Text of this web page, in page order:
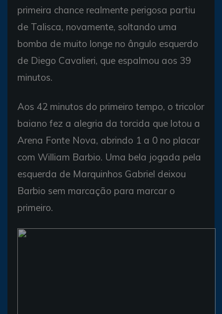
primeira chance realmente perigosa partiu
de Talisca, novamente, soltando uma
bomba de muito longe no ângulo esquerdo
de Diego Cavalieri, que espalmou aos 39
minutos.
Aos 42 minutos do primeiro tempo, o tricolor
baiano fez a alegria da torcida que lotou a
Arena Fonte Nova, abrindo 1 a 0 no placar
com William Barbio. Uma bela jogada pela
esquerda de Marquinhos Gabriel deixou
Barbio sem marcação para marcar o
primeiro.